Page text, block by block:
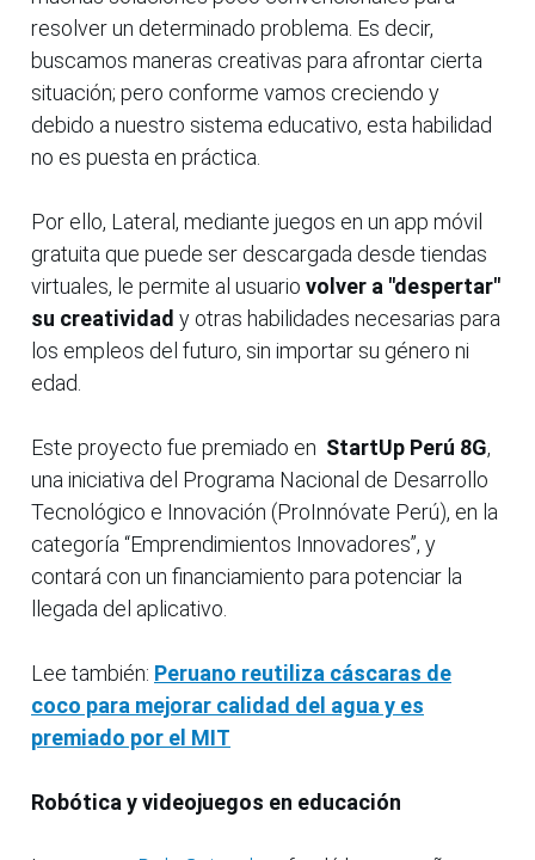
resolver un determinado problema. Es decir,
buscamos maneras creativas para afrontar cierta
situación; pero conforme vamos creciendo y
debido a nuestro sistema educativo, esta habilidad
no es puesta en práctica.
Por ello, Lateral, mediante juegos en un app móvil
gratuita que puede ser descargada desde tiendas
virtuales, le permite al usuario volver a "despertar"
su creatividad y otras habilidades necesarias para
los empleos del futuro, sin importar su género ni
edad.
Este proyecto fue premiado en StartUp Perú 8G,
una iniciativa del Programa Nacional de Desarrollo
Tecnológico e Innovación (ProInnóvate Perú), en la
categoría “Emprendimientos Innovadores”, y
contará con un financiamiento para potenciar la
llegada del aplicativo.
Lee también: Peruano reutiliza cáscaras de
coco para mejorar calidad del agua y es
premiado por el MIT
Robótica y videojuegos en educación